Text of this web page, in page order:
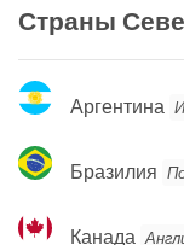
Страны
Аргентина
Аргентина
Бразилия
Бразилия
Канада
Канада